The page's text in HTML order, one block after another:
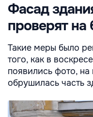
Фасад
проверят на
Такие меры было
того, как в
появились фото, на
обрушилась часть